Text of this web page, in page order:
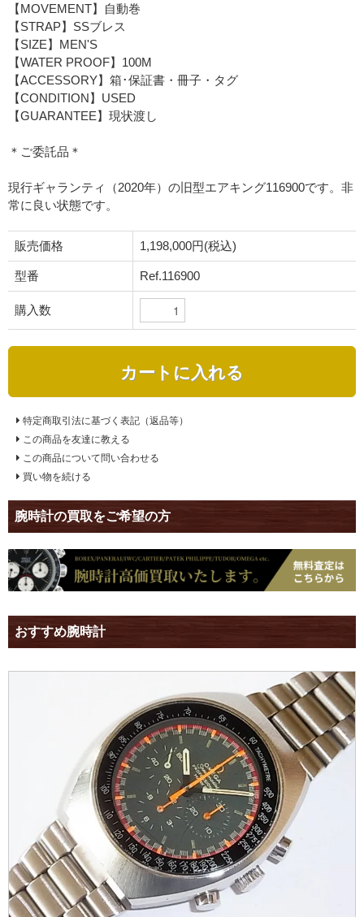
【MOVEMENT】自動巻
【STRAP】SSブレス
【SIZE】MEN'S
【WATER PROOF】100M
【ACCESSORY】箱･保証書・冊子・タグ
【CONDITION】USED
【GUARANTEE】現状渡し
＊ご委託品＊
現行ギャランティ（2020年）の旧型エアキング116900です。非
常に良い状態です。
販売価格 1,198,000円(税込)
型番 Ref.116900
購入数
カートに入れる
特定商取引法に基づく表記（返品等）
この商品を友達に教える
この商品について問い合わせる
買い物を続ける
腕時計の買取をご希望の方
おすすめ腕時計